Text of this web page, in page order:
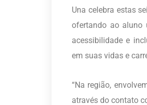
Una celebra estas
ofertando ao aluno
acessibilidade e
em suas vidas e
“Na região,
através do contato